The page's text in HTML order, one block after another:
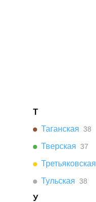
Т
Таганская 38
Тверская 37
Третьяковская
Тульская 38
У